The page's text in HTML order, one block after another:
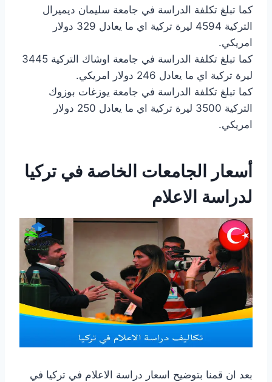
كما تبلغ تكلفة الدراسة في جامعة سليمان ديميرال
التركية 4594 ليرة تركية اي ما يعادل 329 دولار
امريكي.
كما تبلغ تكلفة الدراسة في جامعة اوشاك التركية 3445
ليرة تركية اي ما يعادل 246 دولار امريكي.
كما تبلغ تكلفة الدراسة في جامعة يوزغات بوزوك
التركية 3500 ليرة تركية اي ما يعادل 250 دولار
امريكي.
أسعار الجامعات الخاصة في تركيا
لدراسة الاعلام
بعد ان قمنا بتوضيح اسعار دراسة الاعلام في تركيا في